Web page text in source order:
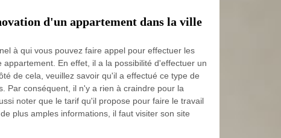
d'un appartement dans la ville
à qui vous pouvez faire appel pour effectuer les
En effet, il a la possibilité d'effectuer un
de cela, veuillez savoir qu'il a effectué ce type de
Par conséquent, il n'y a rien à craindre pour la
noter que le tarif qu'il propose pour faire le travail
plus amples informations, il faut visiter son site